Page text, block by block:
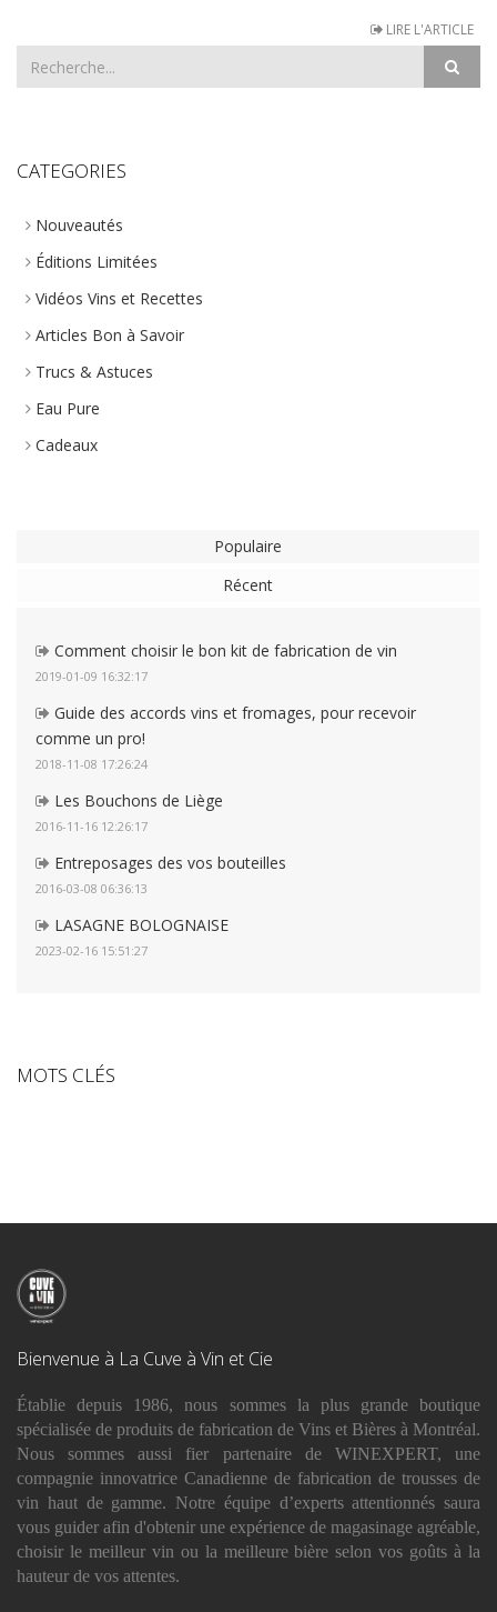
LIRE L'ARTICLE
CATEGORIES
Nouveautés
Éditions Limitées
Vidéos Vins et Recettes
Articles Bon à Savoir
Trucs & Astuces
Eau Pure
Cadeaux
Populaire
Récent
Comment choisir le bon kit de fabrication de vin
2019-01-09 16:32:17
Guide des accords vins et fromages, pour recevoir
comme un pro!
2018-11-08 17:26:24
Les Bouchons de Liège
2016-11-16 12:26:17
Entreposages des vos bouteilles
2016-03-08 06:36:13
LASAGNE BOLOGNAISE
2023-02-16 15:51:27
MOTS CLÉS
Bienvenue à La Cuve à Vin et Cie
Établie depuis 1986, nous sommes la plus grande boutique
spécialisée de produits de fabrication de Vins et Bières à Montréal.
Nous sommes aussi fier partenaire de WINEXPERT, une
compagnie innovatrice Canadienne de fabrication de trousses de
vin haut de gamme. Notre équipe d’experts attentionnés saura
vous guider afin d'obtenir une expérience de magasinage agréable,
choisir le meilleur vin ou la meilleure bière selon vos goûts à la
hauteur de vos attentes.